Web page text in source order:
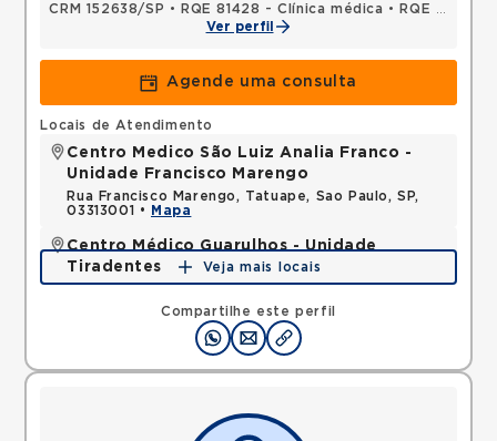
CRM 152638/SP • RQE 81428 - Clínica médica •
RQE 81429 - Cardiologia
Ver perfil
Agende uma consulta
Compartilhe este perfil
Locais de Atendimento
Centro Medico São Luiz Analia Franco -
Unidade Francisco Marengo
Rua Francisco Marengo, Tatuape, Sao Paulo, SP,
03313001 •
Mapa
Centro Médico Guarulhos - Unidade
Tiradentes
Avenida Tiradentes, Jardim Guarulhos, Guarulhos,
SP, 07090000 •
Mapa
Veja mais locais